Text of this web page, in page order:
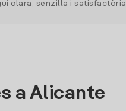
clara, senzilla i
a Alicante